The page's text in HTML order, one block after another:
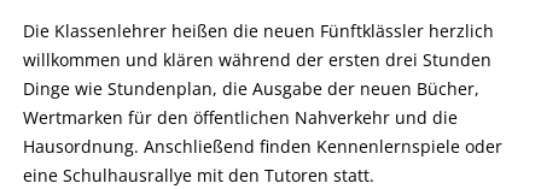
Die Klassenlehrer heißen die neuen Fünftklässler herzlich
willkommen und klären während der ersten drei Stunden
Dinge wie Stundenplan, die Ausgabe der neuen Bücher,
Wertmarken für den öffentlichen Nahverkehr und die
Hausordnung. Anschließend finden Kennenlernspiele oder
eine Schulhausrallye mit den Tutoren statt.